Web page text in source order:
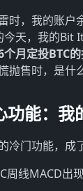
时，我的账
天，我的Bit
月定投BTC
抛售时，是什
能：我
冷门功能，成
周线MACD出